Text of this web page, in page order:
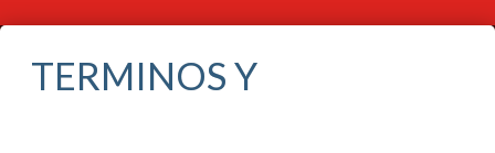
TERMINOS Y